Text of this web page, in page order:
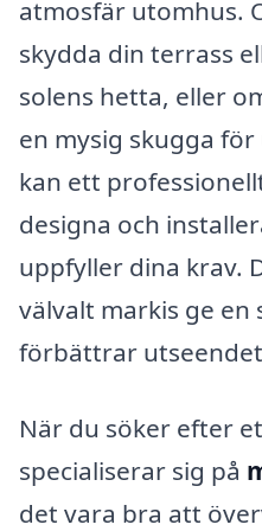
atmosfär utomhus.
skydda din terrass
solens hetta, eller
en mysig skugga
kan ett
designa och
uppfyller dina krav.
välvalt markis ge
förbättrar
När du söker efter
specialiserar sig på
det vara bra att